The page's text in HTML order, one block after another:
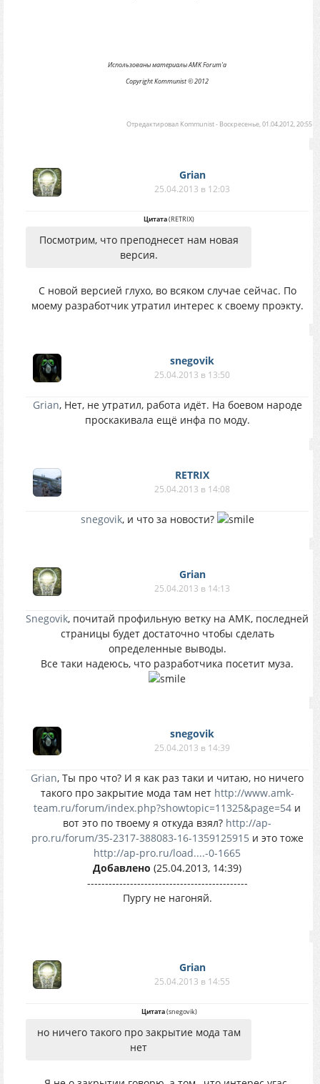
Использованы материалы AMK Forum'a
Copyright Kommunist © 2012
Отредактировал Kommunist- Воскресенье, 01.04.2012, 20:55
Grian
25.04.2013 в 12:03
Цитата(RETRIX)
Посмотрим, что преподнесет нам новая
версия.
С новой версией глухо, во всяком случае сейчас. По
моему разработчик утратил интерес к своему проэкту.
snegovik
25.04.2013 в 13:50
Grian, Нет, не утратил, работа идёт. На боевом народе
проскакивала ещё инфа по моду.
RETRIX
25.04.2013 в 14:08
snegovik, и что за новости?
Grian
25.04.2013 в 14:13
Snegovik, почитай профильную ветку на АМК, последней
страницы будет достаточно чтобы сделать
определенные выводы.
Все таки надеюсь, что разработчика посетит муза.
snegovik
25.04.2013 в 14:39
Grian, Ты про что? И я как раз таки и читаю, но ничего
такого про закрытие мода там нет http://www.amk-
team.ru/forum/index.php?showtopic=11325&page=54 и
вот это по твоему я откуда взял? http://ap-
pro.ru/forum/35-2317-388083-16-1359125915 и это тоже
http://ap-pro.ru/load....-0-1665
Добавлено (25.04.2013, 14:39)
---------------------------------------------
Пургу не нагоняй.
Grian
25.04.2013 в 14:55
Цитата(snegovik)
но ничего такого про закрытие мода там
нет